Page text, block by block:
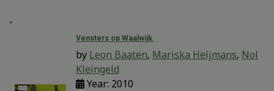
V
Vensters op Waalwijk
by Leon Baaten, Mariska Heijmans, Nol
Kleingeld
Year: 2010